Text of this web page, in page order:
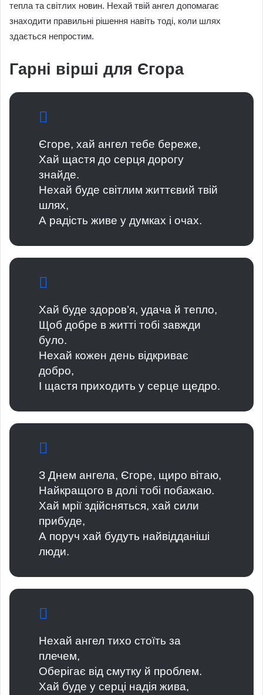
тепла та світлих новин. Нехай твій ангел допомагає
знаходити правильні рішення навіть тоді, коли шлях
здається непростим.
Гарні вірші для Єгора
Єгоре, хай ангел тебе береже,
Хай щастя до серця дорогу
знайде.
Нехай буде світлим життєвий твій
шлях,
А радість живе у думках і очах.
Хай буде здоров’я, удача й тепло,
Щоб добре в житті тобі завжди
було.
Нехай кожен день відкриває
добро,
І щастя приходить у серце щедро.
З Днем ангела, Єгоре, щиро вітаю,
Найкращого в долі тобі побажаю.
Хай мрії здійсняться, хай сили
прибуде,
А поруч хай будуть найвідданіші
люди.
Нехай ангел тихо стоїть за
плечем,
Оберігає від смутку й проблем.
Хай буде у серці надія жива,